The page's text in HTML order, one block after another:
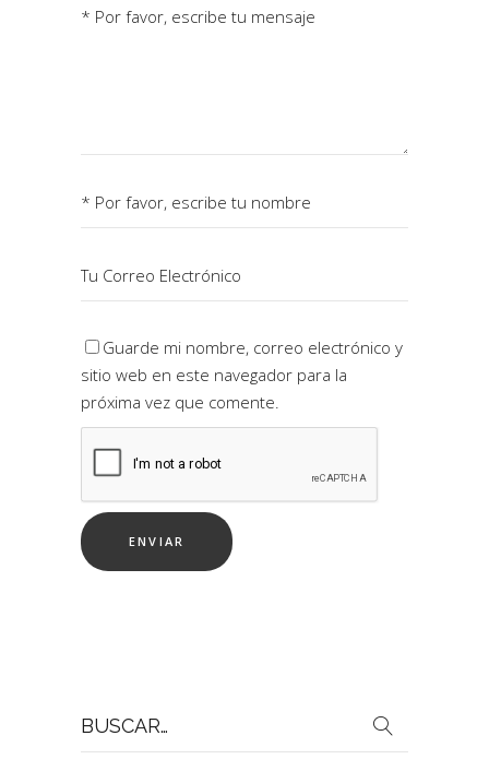
Guarde mi nombre, correo electrónico y
sitio web en este navegador para la
próxima vez que comente.
por: